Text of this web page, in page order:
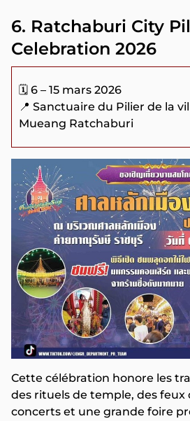
6. Ratchaburi City
Celebration 2026
🗓️ 6 – 15 mars 2026
📍 Sanctuaire du Pilier de la
Mueang Ratchaburi
Cette célébration honore les
des rituels de temple, des feux
concerts et une grande foire